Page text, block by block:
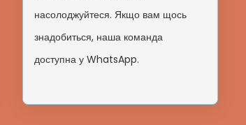
насолоджуйтеся. Якщо вам щось
знадобиться, наша команда
доступна у WhatsApp.